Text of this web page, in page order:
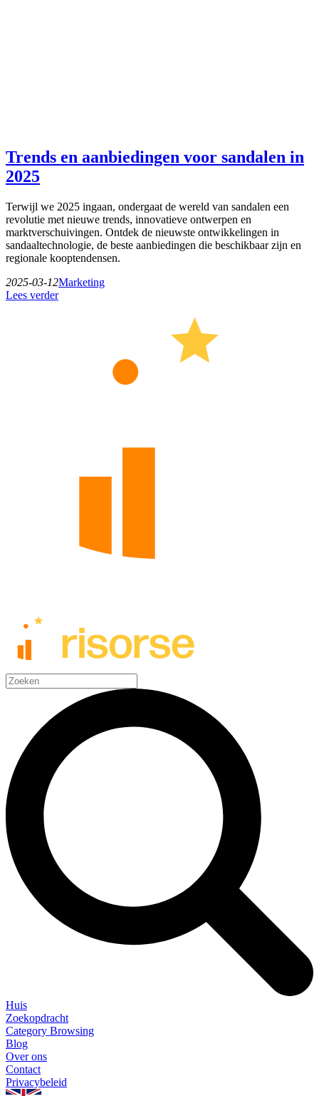
Trends en aanbiedingen voor sandalen in
2025
Terwijl we 2025 ingaan, ondergaat de wereld van sandalen een
revolutie met nieuwe trends, innovatieve ontwerpen en
marktverschuivingen. Ontdek de nieuwste ontwikkelingen in
sandaaltechnologie, de beste aanbiedingen die beschikbaar zijn en
regionale kooptendensen.
2025-03-12Marketing
Lees verder
Huis
Zoekopdracht
Category Browsing
Blog
Over ons
Contact
Privacybeleid